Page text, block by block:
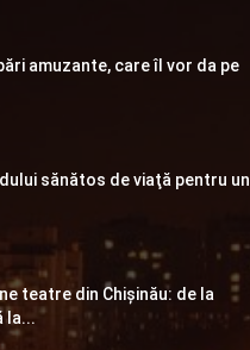
amuzante, care îl vor da pe
sănătos de viaţă pentru un
teatre din Chişinău: de la
la...